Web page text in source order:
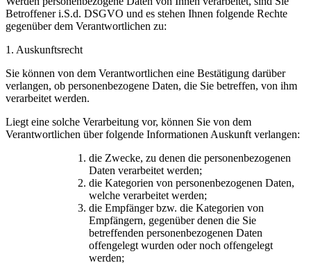
Betroffener i.S.d. DSGVO und es stehen Ihnen folgende Rechte
gegenüber dem Verantwortlichen zu:
1. Auskunftsrecht
Sie können von dem Verantwortlichen eine Bestätigung darüber
verlangen, ob personenbezogene Daten, die Sie betreffen, von ihm
verarbeitet werden.
Liegt eine solche Verarbeitung vor, können Sie von dem
Verantwortlichen über folgende Informationen Auskunft verlangen:
die Zwecke, zu denen die personenbezogenen
Daten verarbeitet werden;
die Kategorien von personenbezogenen Daten,
welche verarbeitet werden;
die Empfänger bzw. die Kategorien von
Empfängern, gegenüber denen die Sie
betreffenden personenbezogenen Daten
offengelegt wurden oder noch offengelegt
werden;